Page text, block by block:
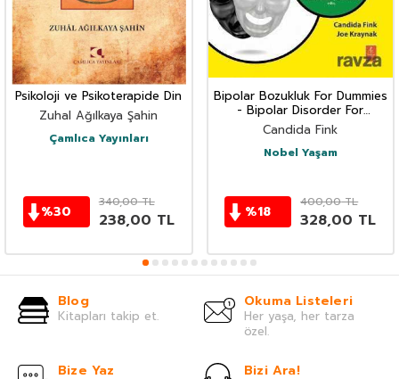
Psikoloji ve Psikoterapide Din
Zuhal Ağılkaya Şahin
Çamlıca Yayınları
%30
340,00TL
238,00 TL
Bipolar Bozukluk For Dummies
- Bipolar Disorder For
Dummies
Candida Fink
Nobel Yaşam
%18
400,00TL
328,00 TL
Blog
Kitapları takip et.
Okuma Listeleri
Her yaşa, her tarza
özel.
Bize Yaz Bizi Ara!